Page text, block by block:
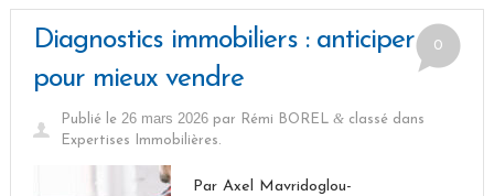
0
Diagnostics immobiliers : anticiper
pour mieux vendre
Publié le 26 mars 2026par Rémi BOREL &classé dans
Expertises Immobilières.
Par Axel Mavridoglou-